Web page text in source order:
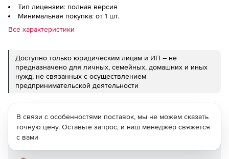
Тип лицензии: полная версия
Минимальная покупка: от 1 шт.
Все характеристики
Доступно только юридическим лицам и ИП – не
предназначено для личных, семейных, домашних и иных
нужд, не связанных с осуществлением
предпринимательской деятельности
В связи с особенностями поставок, мы не можем сказать
точную цену. Оставьте запрос, и наш менеджер свяжется
с вами